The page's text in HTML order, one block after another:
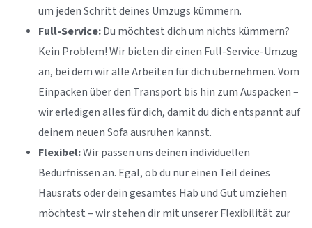
um jeden Schritt deines Umzugs kümmern.
Full-Service:Du möchtest dich um nichts kümmern?
Kein Problem! Wir bieten dir einen Full-Service-Umzug
an, bei dem wir alle Arbeiten für dich übernehmen. Vom
Einpacken über den Transport bis hin zum Auspacken –
wir erledigen alles für dich, damit du dich entspannt auf
deinem neuen Sofa ausruhen kannst.
Flexibel:Wir passen uns deinen individuellen
Bedürfnissen an. Egal, ob du nur einen Teil deines
Hausrats oder dein gesamtes Hab und Gut umziehen
möchtest – wir stehen dir mit unserer Flexibilität zur